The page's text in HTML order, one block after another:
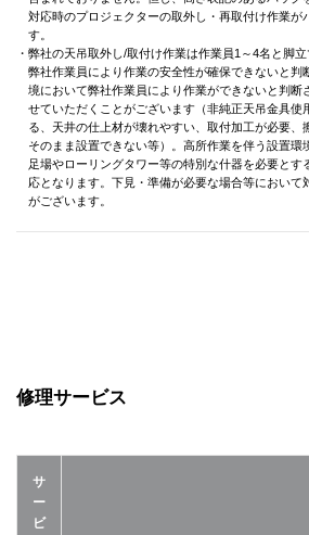
対応時のプロジェクターの取外し・再取付け作業が
す。
・弊社の天吊取外し/取付け作業は作業員1～4名と脚
弊社作業員により作業の安全性が確保できないと判
境において弊社作業員により作業ができないと判断
せていただくことがございます（非純正天吊金具使
る、天井の仕上材が壊れやすい、取付加工が必要、
そのまま設置できない等）。高所作業を伴う設置環
足場やローリングタワー等の特別な什器を必要とす
応となります。下見・準備が必要な場合等において
がございます。
修理サービス
サ
ー
ビ